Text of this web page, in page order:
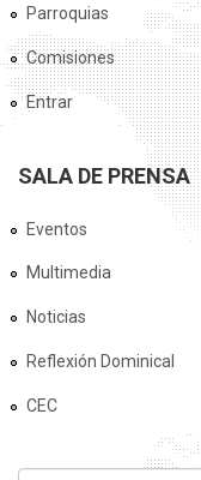
Parroquias
Comisiones
Entrar
SALA DE PRENSA
Eventos
Multimedia
Noticias
Reflexión Dominical
CEC